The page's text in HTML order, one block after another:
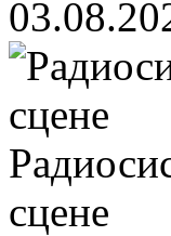
сцене